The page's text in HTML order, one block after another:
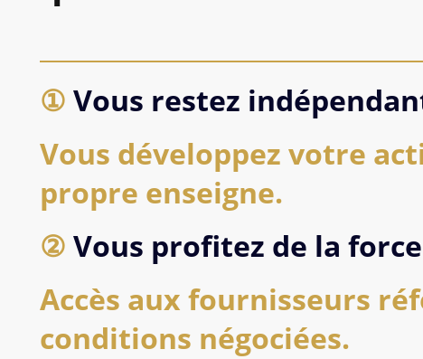
① Vous restez
Vous développez votre
propre enseigne.
② Vous profitez de la
Accès aux fournisseurs
conditions négociées.